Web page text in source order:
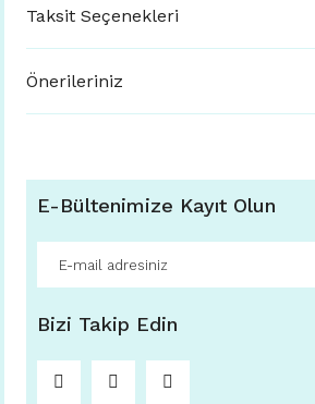
Taksit Seçenekleri
Önerileriniz
E-Bültenimize Kayıt Olun
Bizi Takip Edin